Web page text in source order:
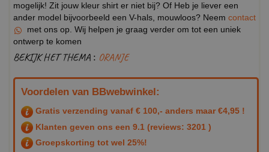
mogelijk! Zit jouw kleur shirt er niet bij? Of Heb je liever een
ander model bijvoorbeeld een V-hals, mouwloos? Neem contact
met ons op. Wij helpen je graag verder om tot een uniek
ontwerp te komen
BEKIJK HET THEMA : ORANJE
Voordelen van BBwebwinkel:
Gratis verzending vanaf € 100,- anders maar €4,95 !
Klanten geven ons een 9.1 (reviews: 3201 )
Groepskorting tot wel 25%!